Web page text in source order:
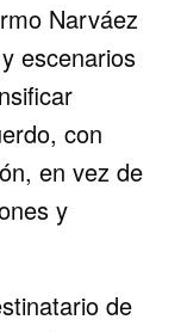
Narváez
escenarios
con
en vez de
y
de